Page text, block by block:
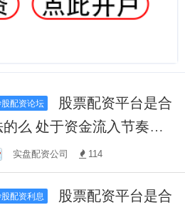
配资论坛
的么 处于资金流入节奏加
方向不明的时期的走势
局下,对流动性要
实盘配资公司 114
配资利息